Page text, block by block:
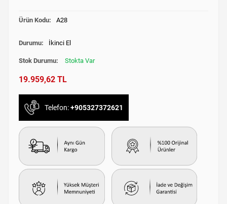
Ürün Kodu: A28
Durumu: İkinci El
Stok Durumu: Stokta Var
19.959,62 TL
Telefon:+905327372621